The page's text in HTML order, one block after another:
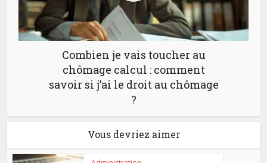
Combien je vais toucher au
chômage calcul : comment
savoir si j’ai le droit au chômage
?
Vous devriez aimer